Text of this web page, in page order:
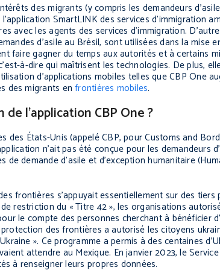
des migrants (y compris les demandeurs
SmartLINK des services d’immigration
avec les agents des services d’immigration.
d’asile au Brésil, sont utilisées dans la mise
faire gagner du temps aux autorités et à certains
à-dire qui maîtrisent les technologies. De plus,
d’applications mobiles telles que CBP One
des migrants enfrontières mobiles.
l’application CBP One ?
États-Unis (appelé CBP, pour Customs and
n’ait pas été conçue pour les demandeurs
demande d’asile et d’exception humanitaire
frontières s’appuyait essentiellement sur des
restriction du « Titre 42 », les organisations
le compte des personnes cherchant à bénéficier
des frontières a autorisé les citoyens
». Ce programme a permis à des centaines
attendre au Mexique. En janvier 2023, le
à renseigner leurs propres données.